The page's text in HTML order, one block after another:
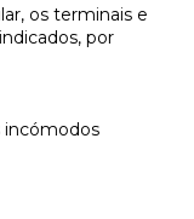
os terminais e
por
incómodos